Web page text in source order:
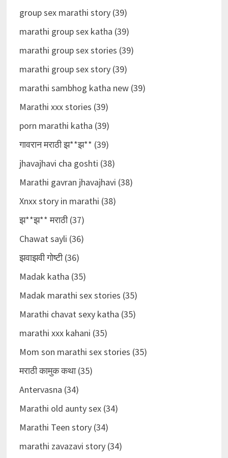
group sex marathi story (39)
marathi group sex katha (39)
marathi group sex stories (39)
marathi group sex story (39)
marathi sambhog katha new (39)
Marathi xxx stories (39)
porn marathi katha (39)
गावरान मराठी झ**झ** (39)
jhavajhavi cha goshti (38)
Marathi gavran jhavajhavi (38)
Xnxx story in marathi (38)
झ**झ** मराठी (37)
Chawat sayli (36)
झवाझवी गोष्टी (36)
Madak katha (35)
Madak marathi sex stories (35)
Marathi chavat sexy katha (35)
marathi xxx kahani (35)
Mom son marathi sex stories (35)
मराठी कामुक कथा (35)
Antervasna (34)
Marathi old aunty sex (34)
Marathi Teen story (34)
marathi zavazavi story (34)